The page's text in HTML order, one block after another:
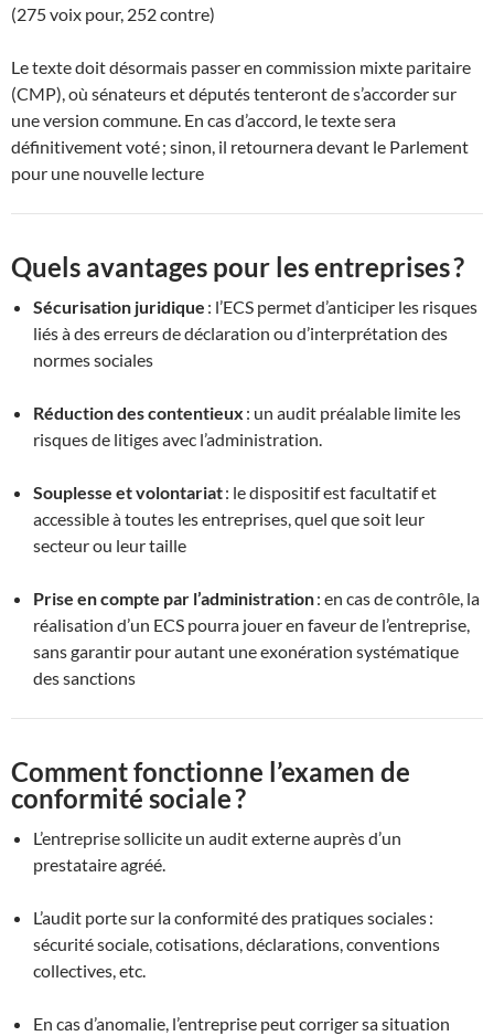
(275 voix pour, 252 contre)
Le texte doit désormais passer en commission mixte paritaire
(CMP), où sénateurs et députés tenteront de s’accorder sur
une version commune. En cas d’accord, le texte sera
définitivement voté ; sinon, il retournera devant le Parlement
pour une nouvelle lecture
Quels avantages pour les entreprises ?
Sécurisation juridique : l’ECS permet d’anticiper les risques
liés à des erreurs de déclaration ou d’interprétation des
normes sociales
Réduction des contentieux : un audit préalable limite les
risques de litiges avec l’administration.
Souplesse et volontariat: le dispositif est facultatif et
accessible à toutes les entreprises, quel que soit leur
secteur ou leur taille
Prise en compte par l’administration: en cas de contrôle, la
réalisation d’un ECS pourra jouer en faveur de l’entreprise,
sans garantir pour autant une exonération systématique
des sanctions
Comment fonctionne l’examen de
conformité sociale ?
L’entreprise sollicite un audit externe auprès d’un
prestataire agréé.
L’audit porte sur la conformité des pratiques sociales :
sécurité sociale, cotisations, déclarations, conventions
collectives, etc.
En cas d’anomalie, l’entreprise peut corriger sa situation